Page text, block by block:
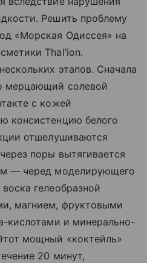
Решить проблему
«Морская Одиссея» на
Thal’ion.
этапов. Сначала
мерцающий солевой
с кожей
консистенцию белого
отшелушиваются
поры вытягивается
— черед моделирующего
гелеобразной
магнием, фруктовыми
кислотами и минерально-
мощный «коктейль»
20 минут,